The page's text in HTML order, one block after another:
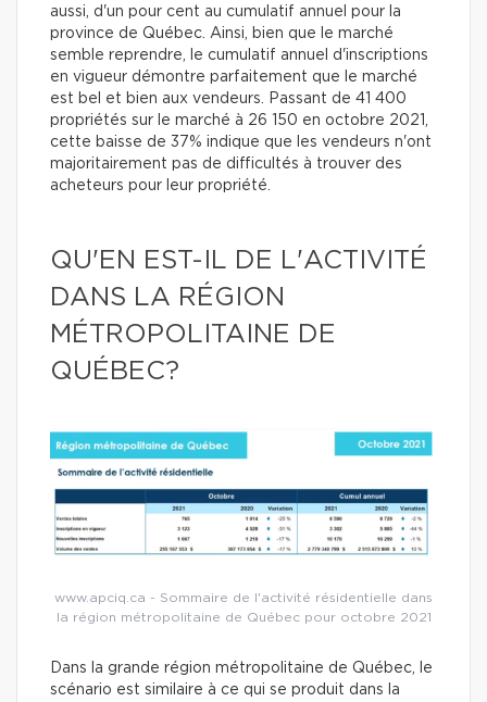
aussi, d'un pour cent au cumulatif annuel pour la
province de Québec. Ainsi, bien que le marché
semble reprendre, le cumulatif annuel d'inscriptions
en vigueur démontre parfaitement que le marché
est bel et bien aux vendeurs. Passant de 41 400
propriétés sur le marché à 26 150 en octobre 2021,
cette baisse de 37% indique que les vendeurs n'ont
majoritairement pas de difficultés à trouver des
acheteurs pour leur propriété.
QU'EN EST-IL DE L'ACTIVITÉ
DANS LA RÉGION
MÉTROPOLITAINE DE
QUÉBEC?
www.apciq.ca - Sommaire de l'activité résidentielle dans
la région métropolitaine de Québec pour octobre 2021
Dans la grande région métropolitaine de Québec, le
scénario est similaire à ce qui se produit dans la